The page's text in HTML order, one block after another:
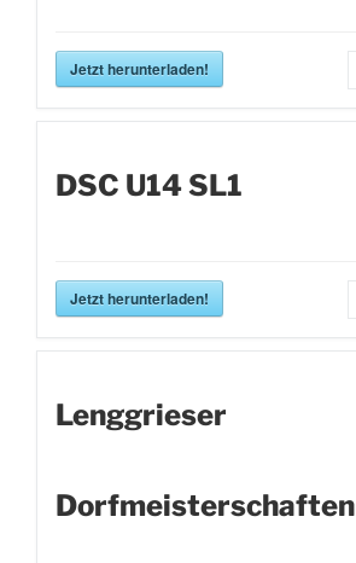
Jetzt herunterladen!
DSC U14 SL1
Jetzt herunterladen!
Lenggrieser
Dorfmeisterschaften